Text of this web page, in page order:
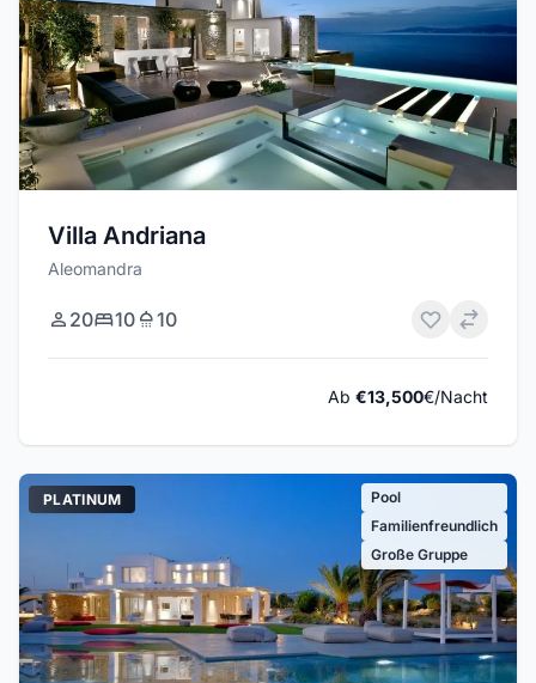
Villa Andriana
Aleomandra
20 10 10
Ab €13,500€/Nacht
PLATINUM
Pool
Familienfreundlich
Große Gruppe